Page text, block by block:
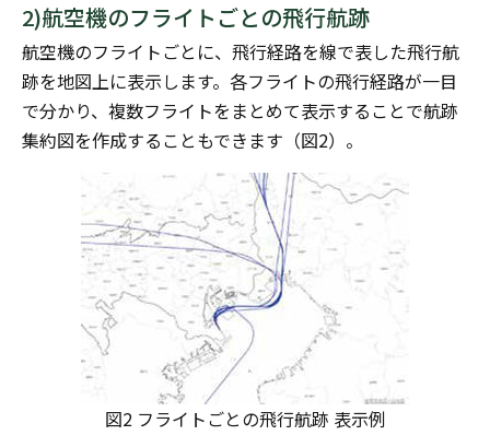
2)航空機のフライトごとの飛行航跡
航空機のフライトごとに、飛行経路を線で表した飛行航
跡を地図上に表示します。各フライトの飛行経路が一目
で分かり、複数フライトをまとめて表示することで航跡
集約図を作成することもできます（図2）。
図2 フライトごとの飛行航跡 表示例